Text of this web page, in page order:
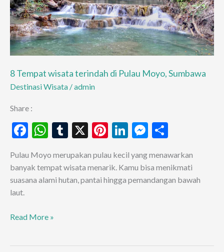
Lombok
Utara,
NTB.
8 Tempat wisata terindah di Pulau Moyo, Sumbawa
Destinasi Wisata /admin
Share :
F
e
b
o
k
W
at
s
T
m
bl
X
Pi
er
es
Li
ke
dI
M
se
n
ar
e
Pulau Moyo merupakan pulau kecil yang menawarkan
banyak tempat wisata menarik. Kamu bisa menikmati
suasana alami hutan, pantai hingga pemandangan bawah
laut.
8
Read More »